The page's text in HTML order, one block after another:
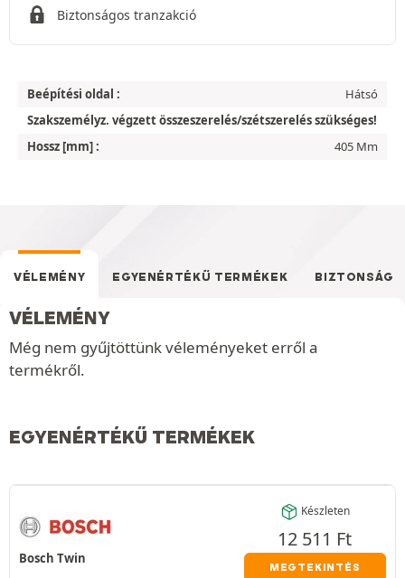
Biztonságos tranzakció
Beépítési oldal :
Hátsó
Szakszemélyz. végzett összeszerelés/szétszerelés szükséges!
Hossz [mm] :
405 Mm
VÉLEMÉNY EGYENÉRTÉKŰ TERMÉKEK BIZTONSÁG
VÉLEMÉNY
Még nem gyűjtöttünk véleményeket erről a
termékről.
EGYENÉRTÉKŰ TERMÉKEK
Bosch Twin
Készleten
12 511 Ft
MEGTEKINTÉS